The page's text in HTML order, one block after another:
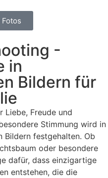
-
in
Bildern für
Liebe, Freude und
Stimmung wird in
Bildern festgehalten. Ob
oder besondere
dafür, dass einzigartige
entstehen, die die